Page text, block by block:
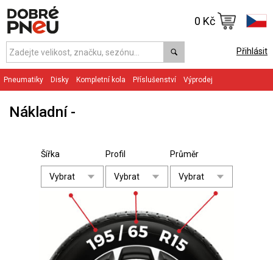
Přihlásit
0 Kč
Pneumatiky Disky Kompletní kola Příslušenství Výprodej
Nákladní
Šířka Profil Průměr